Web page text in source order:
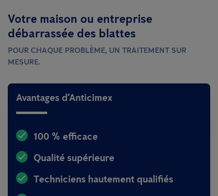
Votre maison ou entreprise
débarrassée des blattes
POUR CHAQUE PROBLÈME, UN TRAITEMENT SUR
MESURE.
Avantages d’Anticimex
100 % efficace
Qualité supérieure
Techniciens hautement qualifiés